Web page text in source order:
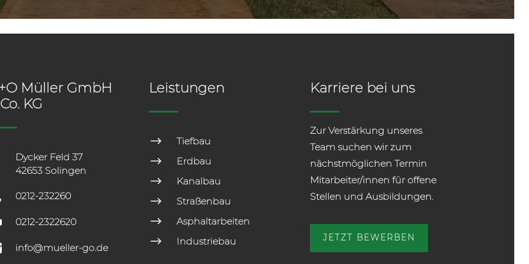
Müller GmbH
KG
Dycker Feld 37
42653 Solingen
0212-232260
0212-2322620
info@mueller-go.de
Leistungen
$ Tiefbau
$ Erdbau
$ Kanalbau
$ Straßenbau
$ Asphaltarbeiten
$ Industriebau
Karriere bei uns
Zur Verstärkung unseres
Team suchen wir zum
nächstmöglichen Termin
Mitarbeiter/innen für offene
Stellen und Ausbildungen.
JETZT BEWERBEN